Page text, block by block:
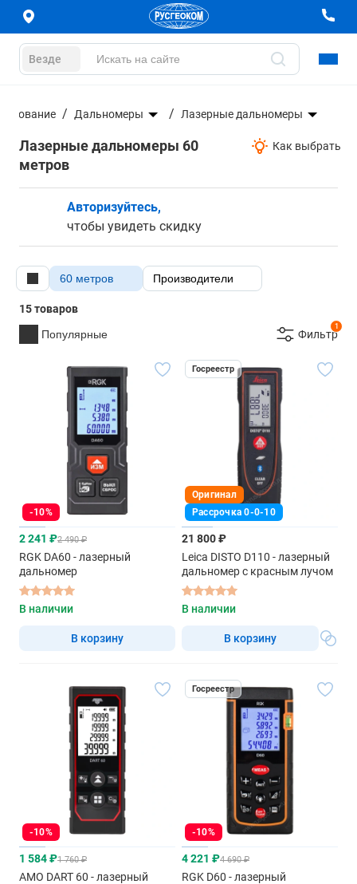
Везде
Дальномеры Лазерные дальномеры
Лазерные дальномеры 60
метров
Как выбрать
Авторизуйтесь,
чтобы увидеть скидку
60 метров Производители
15 товаров
Популярные
1
Фильтр
-10%
2 241 ₽2 490 ₽
RGK DA60 - лазерный
дальномер
В наличии
В корзину
Госреестр
Оригинал
Рассрочка 0-0-10
21 800 ₽
Leica DISTO D110 - лазерный
дальномер с красным лучом
В наличии
В корзину
-10%
1 584 ₽1 760 ₽
AMO DART 60 - лазерный
Госреестр
-10%
4 221 ₽4 690 ₽
RGK D60 - лазерный